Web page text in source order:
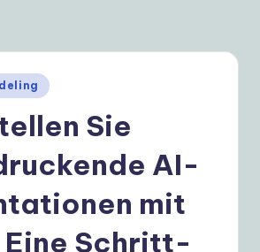
Sie
AI-
mit
Eine Schritt-